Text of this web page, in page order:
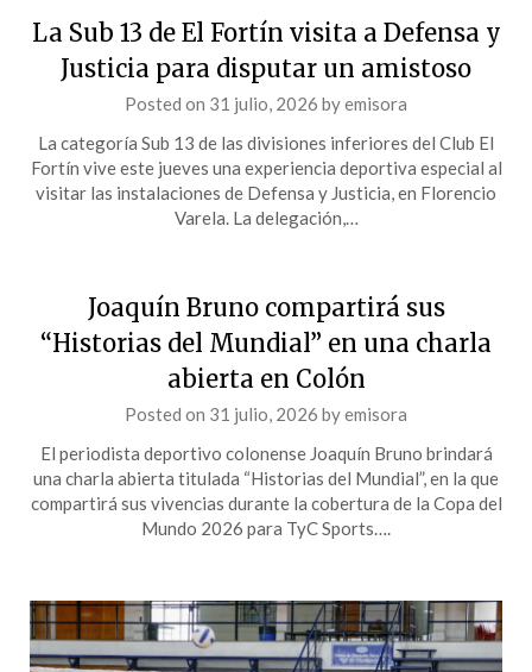
La Sub 13 de El Fortín visita a Defensa y
Justicia para disputar un amistoso
Posted on 31 julio, 2026 byemisora
La categoría Sub 13 de las divisiones inferiores del Club El
Fortín vive este jueves una experiencia deportiva especial al
visitar las instalaciones de Defensa y Justicia, en Florencio
Varela. La delegación,…
Joaquín Bruno compartirá sus
“Historias del Mundial” en una charla
abierta en Colón
Posted on 31 julio, 2026 byemisora
El periodista deportivo colonense Joaquín Bruno brindará
una charla abierta titulada “Historias del Mundial”, en la que
compartirá sus vivencias durante la cobertura de la Copa del
Mundo 2026 para TyC Sports….